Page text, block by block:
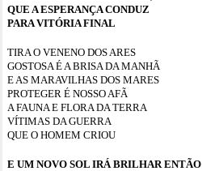
QUE A ESPERANÇA CONDUZ
PARA VITÓRIA FINAL
TIRA O VENENO DOS ARES
GOSTOSA É A BRISA DA MANHÃ
E AS MARAVILHAS DOS MARES
PROTEGER É NOSSO AFÃ
A FAUNA E FLORA DA TERRA
VÍTIMAS DA GUERRA
QUE O HOMEM CRIOU
E UM NOVO SOL IRÁ BRILHAR ENTÃO